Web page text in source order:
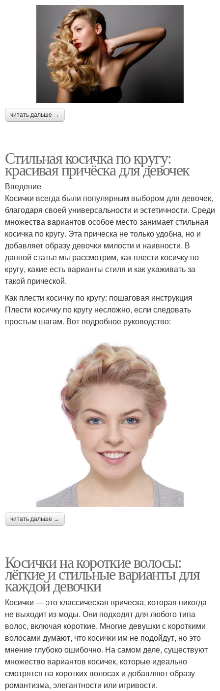
читать дальше →
Стильная косичка по кругу:
красивая причёска для девочек
Введение
Косички всегда были популярным выбором для девочек,
благодаря своей универсальности и эстетичности. Среди
множества вариантов особое место занимает стильная
косичка по кругу. Эта прическа не только удобна, но и
добавляет образу девочки милости и наивности. В
данной статье мы рассмотрим, как плести косичку по
кругу, какие есть варианты стиля и как ухаживать за
такой прической.
Как плести косичку по кругу: пошаговая инструкция
Плести косичку по кругу несложно, если следовать
простым шагам. Вот подробное руководство:
читать дальше →
Косички на короткие волосы:
лёгкие и стильные варианты для
каждой девочки
Косички — это классическая прическа, которая никогда
не выходит из моды. Они подходят для любого типа
волос, включая короткие. Многие девушки с короткими
волосами думают, что косички им не подойдут, но это
мнение глубоко ошибочно. На самом деле, существуют
множество вариантов косичек, которые идеально
смотрятся на коротких волосах и добавляют образу
романтизма, элегантности или игривости.